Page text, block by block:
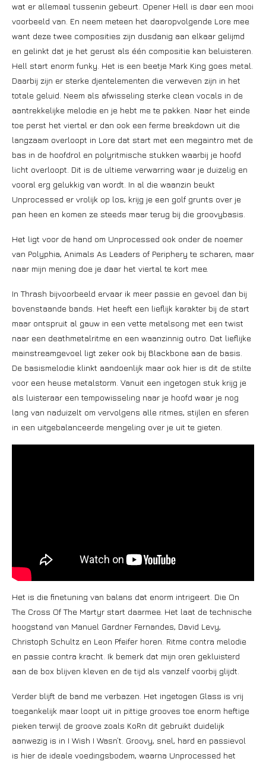
wat er allemaal tussenin gebeurt. Opener Hell is daar een mooi
voorbeeld van. En neem meteen het daaropvolgende Lore mee
want deze twee composities zijn dusdanig aan elkaar gelijmd
en gelinkt dat je het gerust als één compositie kan beluisteren.
Hell start enorm funky. Het is een beetje Mark King goes metal.
Daarbij zijn er sterke djentelementen die verweven zijn in het
totale geluid. Neem als afwisseling sterke clean vocals in de
aantrekkelijke melodie en je hebt me te pakken. Naar het einde
toe perst het viertal er dan ook een ferme breakdown uit die
langzaam overloopt in Lore dat start met een megaintro met de
bas in de hoofdrol en polyritmische stukken waarbij je hoofd
licht overloopt. Dit is de ultieme verwarring waar je duizelig en
vooral erg gelukkig van wordt. In al die waanzin beukt
Unprocessed er vrolijk op los, krijg je een golf grunts over je
pan heen en komen ze steeds maar terug bij die groovybasis.
Het ligt voor de hand om Unprocessed ook onder de noemer
van Polyphia, Animals As Leaders of Periphery te scharen, maar
naar mijn mening doe je daar het viertal te kort mee.
In Thrash bijvoorbeeld ervaar ik meer passie en gevoel dan bij
bovenstaande bands. Het heeft een lieflijk karakter bij de start
maar ontspruit al gauw in een vette metalsong met een twist
naar een deathmetalritme en een waanzinnig outro. Dat lieflijke
mainstreamgevoel ligt zeker ook bij Blackbone aan de basis.
De basismelodie klinkt aandoenlijk maar ook hier is dit de stilte
voor een heuse metalstorm. Vanuit een ingetogen stuk krijg je
als luisteraar een tempowisseling naar je hoofd waar je nog
lang van naduizelt om vervolgens alle ritmes, stijlen en sferen
in een uitgebalanceerde mengeling over je uit te gieten.
Het is die finetuning van balans dat enorm intrigeert. Die On
The Cross Of The Martyr start daarmee. Het laat de technische
hoogstand van Manuel Gardner Fernandes, David Levy,
Christoph Schultz en Leon Pfeifer horen. Ritme contra melodie
en passie contra kracht. Ik bemerk dat mijn oren gekluisterd
aan de box blijven kleven en de tijd als vanzelf voorbij glijdt.
Verder blijft de band me verbazen. Het ingetogen Glass is vrij
toegankelijk maar loopt uit in pittige grooves toe enorm heftige
pieken terwijl de groove zoals KoRn dit gebruikt duidelijk
aanwezig is in I Wish I Wasn’t. Groovy, snel, hard en passievol
is hier de ideale voedingsbodem, waarna Unprocessed het